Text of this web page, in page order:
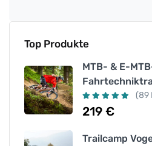
Top Produkte
MTB- & E-
(89
219 €
Trailcamp